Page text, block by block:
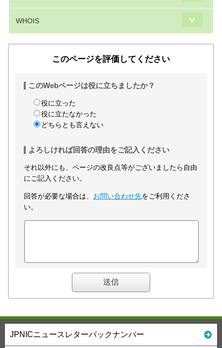
WHOIS
このページを評価してください
このWebページは役に立ちましたか？
役に立った
役に立たなかった
どちらとも言えない
よろしければ回答の理由をご記入ください
それ以外にも、ページの改良点等がございましたら自由
にご記入ください。
回答が必要な場合は、 お問い合わせ先をご利用くださ
い。
JPNICニュースレターバックナンバー